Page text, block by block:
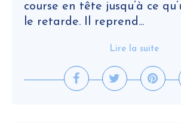
course en tête jusqu’à ce
le retarde. Il reprend...
Lire la suite